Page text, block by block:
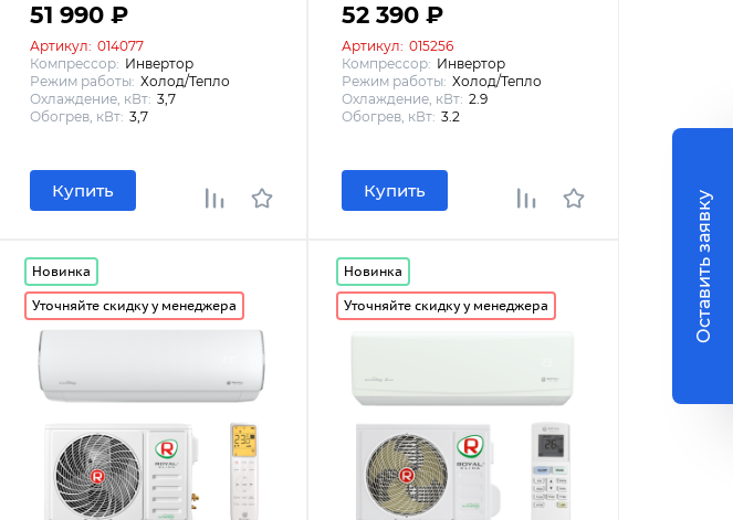
51 990 ₽
Артикул: 014077
Компрессор: Инвертор
Режим работы: Холод/Тепло
Охлаждение, кВт: 3,7
Обогрев, кВт: 3,7
Купить
52 390 ₽
Артикул: 015256
Компрессор: Инвертор
Режим работы: Холод/Тепло
Охлаждение, кВт: 2.9
Обогрев, кВт: 3.2
Купить
Новинка
Уточняйте скидку у менеджера
Новинка
Уточняйте скидку у менеджера Оставить заявку